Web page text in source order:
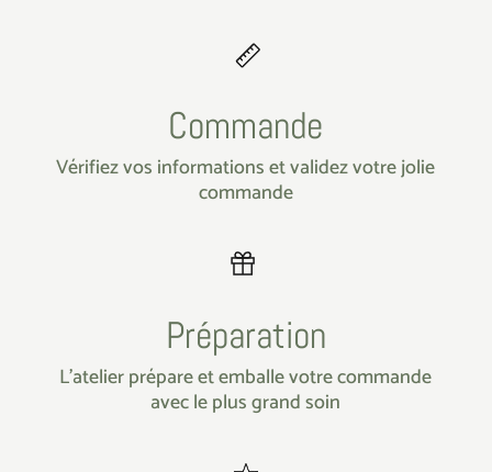
Commande
Vérifiez vos informations et validez votre jolie
commande
Préparation
L’atelier prépare et emballe votre commande
avec le plus grand soin